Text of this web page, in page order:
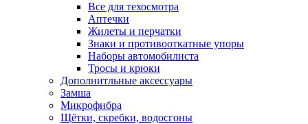
Все для техосмотра
Аптечки
Жилеты и перчатки
Знаки и противооткатные упоры
Наборы автомобилиста
Тросы и крюки
Дополнитльные аксессуары
Замша
Микрофибра
Щётки, скребки, водосгоны